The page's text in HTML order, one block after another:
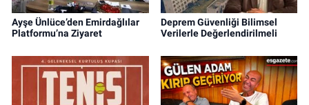
Ayşe Ünlüce’den Emirdağlılar
Platformu’na Ziyaret
Deprem Güvenliği Bilimsel
Verilerle Değerlendirilmeli